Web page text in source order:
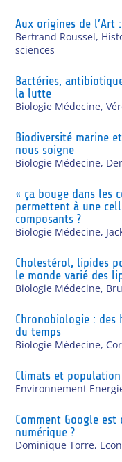
Aux origines de l’Art
Bertrand Roussel,
sciences
Bactéries,
la lutte
Biologie Médecine,
Biodiversité marine
nous soigne
Biologie Médecine,
« ça bouge dans les
permettent à une
composants ?
Biologie Médecine,
Cholestérol, lipides
le monde varié des
Biologie Médecine,
Chronobiologie : des
du temps
Biologie Médecine,
Climats et
Environnement
Comment Google
numérique ?
Dominique Torre,